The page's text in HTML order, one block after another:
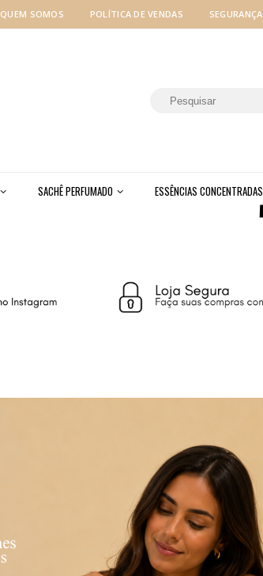
QUEM SOMOS POLÍTICA DE VENDAS SEGURANÇA
SACHÊ PERFUMADO ESSÊNCIAS CONCENTRADAS